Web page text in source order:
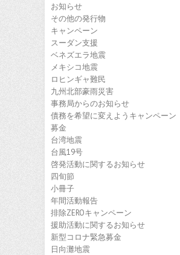
お知らせ
その他の発行物
キャンペーン
スーダン支援
ベネズエラ地震
メキシコ地震
ロヒンギャ難民
九州北部豪雨災害
事務局からのお知らせ
債務を希望に変えようキャンペーン
募金
台湾地震
台風19号
啓発活動に関するお知らせ
四旬節
小冊子
年間活動報告
排除ZEROキャンペーン
援助活動に関するお知らせ
新型コロナ緊急募金
日向灘地震